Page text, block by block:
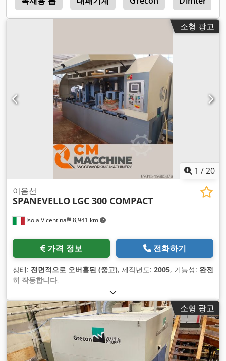
소형 광고
1 /20
Isola Vicentina 8,941 km
이음선
SPANEVELLO LGC 300 COMPACT
가격 정보 전화하기
상태: 전면적으로 오버홀된 (중고), 제작년도: 2005, 기능성: 완전
히 작동합니다,
소형 광고